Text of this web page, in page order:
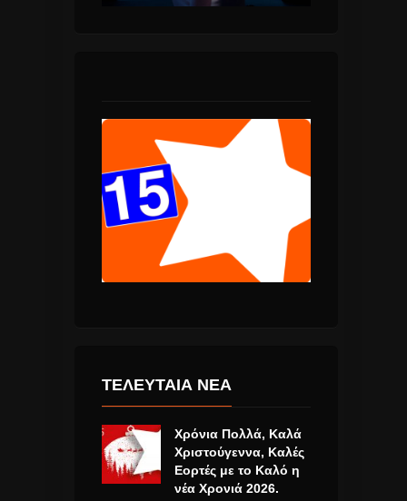
ΤΕΛΕΥΤΑΙΑ ΝΕΑ
Χρόνια Πολλά, Καλά
Χριστούγεννα, Καλές
Εορτές με το Καλό η
νέα Χρονιά 2026.